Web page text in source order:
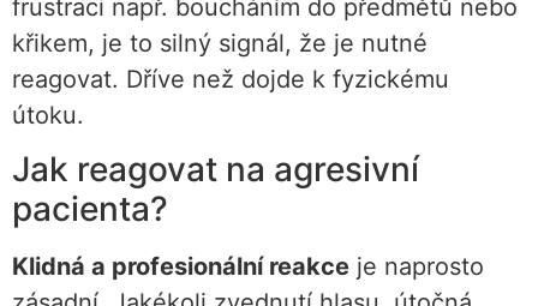
frustraci např. boucháním do předmětů nebo
křikem, je to silný signál, že je nutné
reagovat. Dříve než dojde k fyzickému
útoku.
Jak reagovat na agresivní
pacienta?
Klidná a profesionální reakce je naprosto